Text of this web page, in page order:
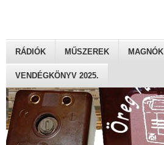
RÁDIÓK MŰSZEREK MAGNÓK
VENDÉGKÖNYV 2025.